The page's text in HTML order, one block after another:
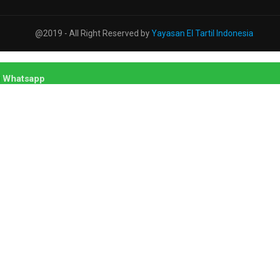
@2019 - All Right Reserved byYayasan El Tartil Indonesia
Whatsapp